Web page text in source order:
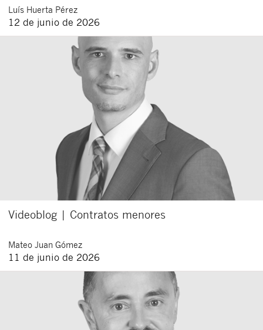
Luís Huerta Pérez
12 de junio de 2026
Videoblog | Contratos menores
Mateo Juan Gómez
11 de junio de 2026